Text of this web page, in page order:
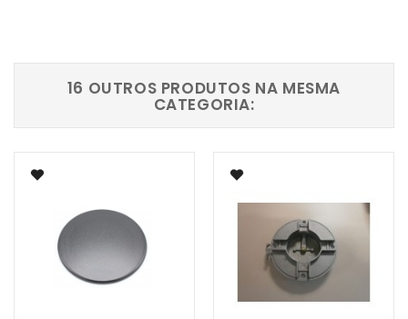
16 OUTROS PRODUTOS NA MESMA
CATEGORIA: